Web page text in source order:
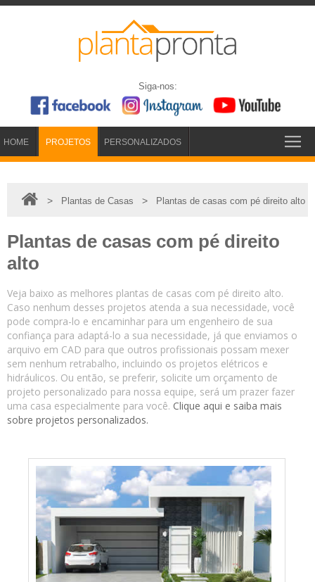
Siga-nos:
HOME PROJETOS PERSONALIZADOS
> Plantas de Casas > Plantas de casas com pé direito alto
Plantas de casas com pé direito
alto
Veja baixo as melhores plantas de casas com pé direito alto.
Caso nenhum desses projetos atenda a sua necessidade, você
pode compra-lo e encaminhar para um engenheiro de sua
confiança para adaptá-lo a sua necessidade, já que enviamos o
arquivo em CAD para que outros profissionais possam mexer
sem nenhum retrabalho, incluindo os projetos elétricos e
hidráulicos. Ou então, se preferir, solicite um orçamento de
projeto personalizado para nossa equipe, será um prazer fazer
uma casa especialmente para você. Clique aqui e saiba mais
sobre projetos personalizados.